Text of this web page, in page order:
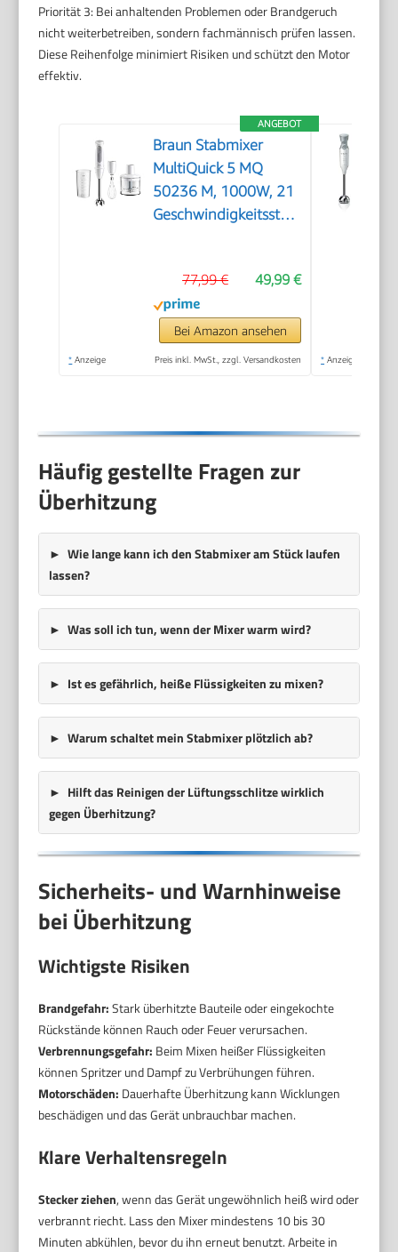
Priorität 3: Bei anhaltenden Problemen oder Brandgeruch
nicht weiterbetreiben, sondern fachmännisch prüfen lassen.
Diese Reihenfolge minimiert Risiken und schützt den Motor
effektiv.
ANGEBOT
Braun Stabmixer
MultiQuick 5 MQ
50236 M, 1000W, 21
Geschwindigkeitsstufen+Turbo,
SplashControl, Inkl.
500ml Zerkleinerer,
Schneebesen, 600ml
Becher, Weiß
49,99 €
77,99 €
Bei Amazon ansehen
* Anzeige Preis inkl. MwSt., zzgl. Versandkosten * Anzeige
Häufig gestellte Fragen zur
Überhitzung
Wie lange kann ich den Stabmixer am Stück laufen
lassen?
Was soll ich tun, wenn der Mixer warm wird?
Ist es gefährlich, heiße Flüssigkeiten zu mixen?
Warum schaltet mein Stabmixer plötzlich ab?
Hilft das Reinigen der Lüftungsschlitze wirklich
gegen Überhitzung?
Sicherheits- und Warnhinweise
bei Überhitzung
Wichtigste Risiken
Brandgefahr:Stark überhitzte Bauteile oder eingekochte
Rückstände können Rauch oder Feuer verursachen.
Verbrennungsgefahr: Beim Mixen heißer Flüssigkeiten
können Spritzer und Dampf zu Verbrühungen führen.
Motorschäden: Dauerhafte Überhitzung kann Wicklungen
beschädigen und das Gerät unbrauchbar machen.
Klare Verhaltensregeln
Stecker ziehen, wenn das Gerät ungewöhnlich heiß wird oder
verbrannt riecht. Lass den Mixer mindestens 10 bis 30
Minuten abkühlen, bevor du ihn erneut benutzt. Arbeite in